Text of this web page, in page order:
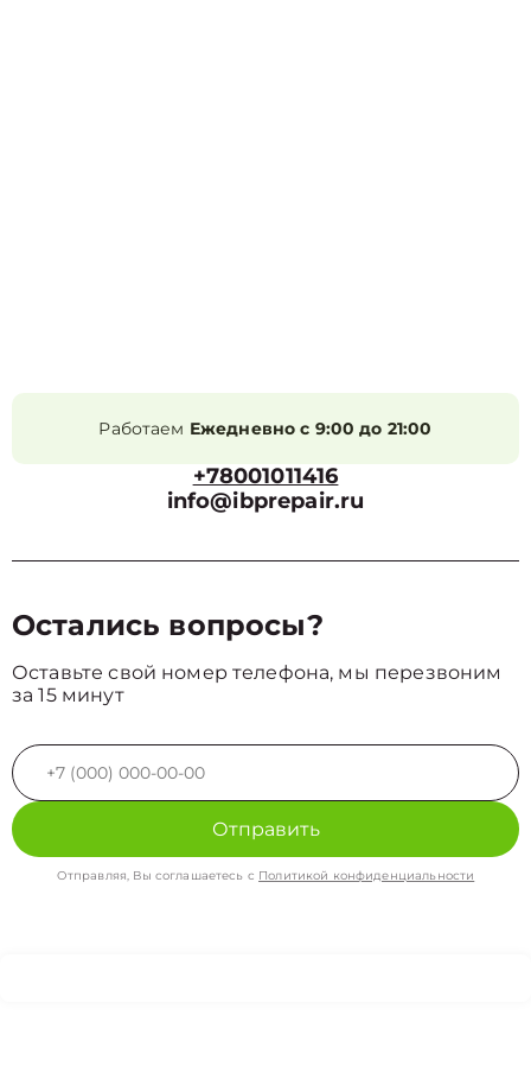
Работаем Ежедневно с 9:00 до 21:00
+78001011416
info@ibprepair.ru
Остались вопросы?
Оставьте свой номер телефона, мы перезвоним
за 15 минут
Отправить
Отправляя, Вы соглашаетесь с Политикой конфиденциальности